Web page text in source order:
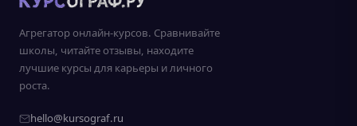
Агрегатор онлайн-курсов. Сравнивайте
школы, читайте отзывы, находите
лучшие курсы для карьеры и личного
роста.
hello@kursograf.ru